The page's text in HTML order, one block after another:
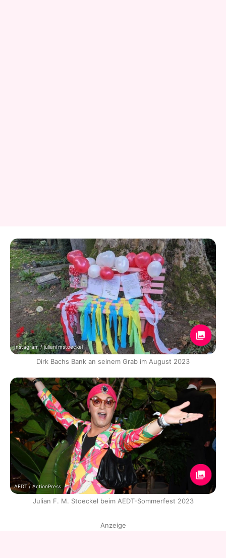
Instagram / julianfmstoeckel
Dirk Bachs Bank an seinem Grab im August 2023
AEDT / ActionPress
Julian F. M. Stoeckel beim AEDT-Sommerfest 2023
Anzeige